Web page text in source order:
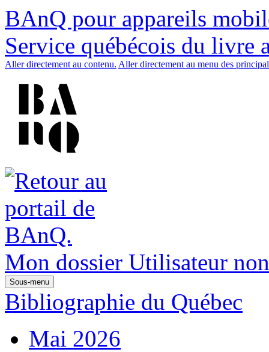
BAnQ pour appareils
Service québécois du livre
Aller directement au contenu. Aller directement au menu des
Mon dossier Utilisateur
Sous-menu
Bibliographie du Québec
Mai 2026